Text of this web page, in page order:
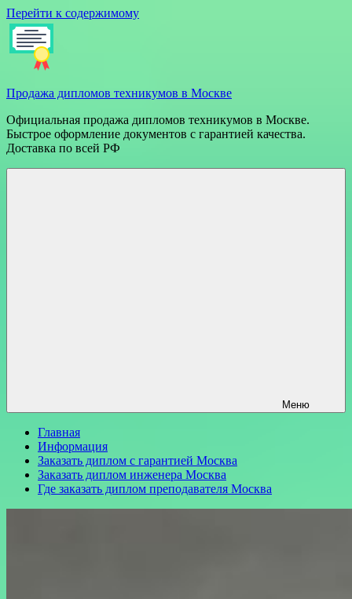
Перейти к содержимому
Продажа дипломов техникумов в Москве
Официальная продажа дипломов техникумов в Москве.
Быстрое оформление документов с гарантией качества.
Доставка по всей РФ
Меню
Главная
Информация
Заказать диплом с гарантией Москва
Заказать диплом инженера Москва
Где заказать диплом преподавателя Москва